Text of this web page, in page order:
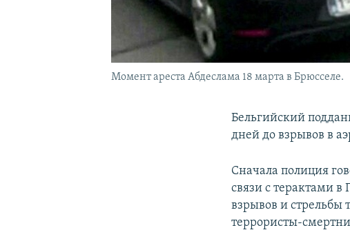
Момент ареста Абдеслама 18 марта в Брюсселе.
Бельгийский
дней до взрывов в
Сначала полиция
связи с терактами
взрывов и стрельбы
террористы-